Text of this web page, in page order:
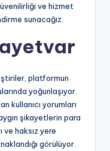
ve hizmet
sunacağız.
platformun
yoğunlaşıyor.
kullanıcı yorumları
şikayetlerin para
ve haksız yere
görülüyor.